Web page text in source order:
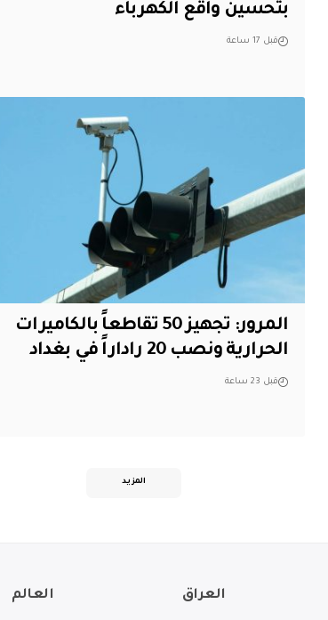
بتحسين واقع الكهرباء
قبل 17 ساعة
المرور: تجهيز 50 تقاطعاً بالكاميرات
الحرارية ونصب 20 راداراً في بغداد
قبل 23 ساعة
المزيد
العراق العالم